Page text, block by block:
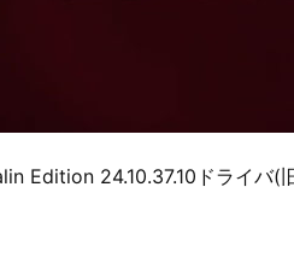
Edition 24.10.37.10ドライバ(